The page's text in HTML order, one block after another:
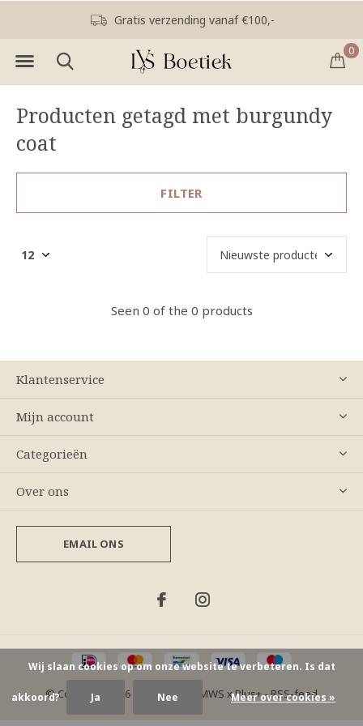
0
Gratis verzending vanaf €100,-
Producten getagd met burgundy
coat
FILTER
Seen 0 of the 0 products
Klantenservice
Mijn account
Categorieën
Over ons
EMAIL ONS
© Copyright 2026 - Theme By DMWS xPlus+-RSS-feed
Wij slaan cookies op om onze website te verbeteren. Is dat
akkoord? Ja Nee Meer over cookies »